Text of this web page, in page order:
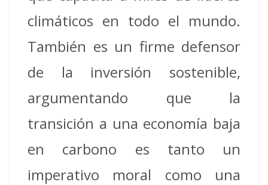
climáticos en todo el mundo.
También es un firme defensor
de la inversión sostenible,
argumentando que la
transición a una economía baja
en carbono es tanto un
imperativo moral como una